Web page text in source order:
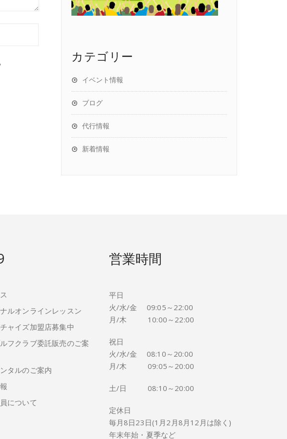
カテゴリー
イベント情報
ブログ
代行情報
新着情報
ルオンラインレッスン
ャイズ加盟店募集中
フクラブ委託販売のご案
タルのご案内
について
営業時間
平日
火/水/金 09:05～22:00
月/木 10:00～22:00
祝日
火/水/金 08:10～20:00
月/木 09:05～20:00
土/日 08:10～20:00
定休日
毎月8日23日(1月2月8月12月は除く)
年末年始・夏季など